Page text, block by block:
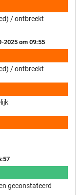
/ ontbreekt
2025 om 09:55
/ ontbreekt
geconstateerd